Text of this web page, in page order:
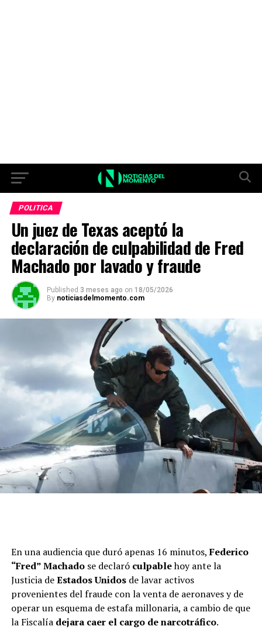
POLITICA
Un juez de Texas aceptó la
declaración de culpabilidad de Fred
Machado por lavado y fraude
Published 3 meses ago on 18/05/2026
By noticiasdelmomento.com
En una audiencia que duró apenas 16 minutos,Federico
“Fred” Machadose declaróculpablehoy ante la
Justicia deEstados Unidos de lavar activos
provenientes del fraude con la venta de aeronaves y de
operar un esquema de estafa millonaria, a cambio de que
la Fiscalíadejara caer el cargo de narcotráfico.